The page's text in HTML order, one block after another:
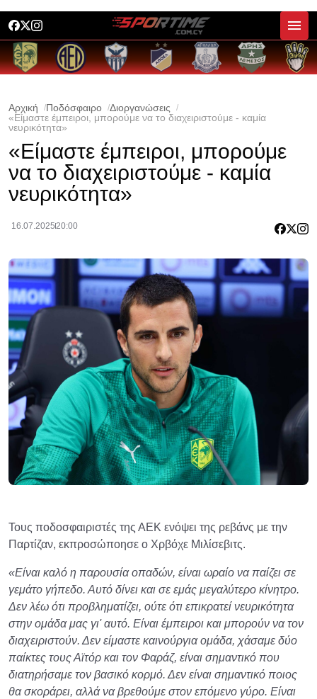
Αρχική Ποδόσφαιρο
Διοργανώσεις
«Είμαστε έμπειροι, μπορούμε να το διαχειριστούμε - καμία
νευρικότητα»
«Είμαστε έμπειροι, μπορούμε
να το διαχειριστούμε - καμία
νευρικότητα»
16.07.202520:00
Τους ποδοσφαιριστές της ΑΕΚ ενόψει της ρεβάνς με την
Παρτίζαν, εκπροσώποησε ο Χρβόχε Μιλίσεβιτς.
«Είναι καλό η παρουσία οπαδών, είναι ωραίο να παίζει σε
γεμάτο γήπεδο. Αυτό δίνει και σε εμάς μεγαλύτερο κίνητρο.
Δεν λέω ότι προβληματίζει, ούτε ότι επικρατεί νευρικότητα
στην ομάδα μας γι' αυτό. Είναι έμπειροι και μπορούν να τον
διαχειριστούν. Δεν είμαστε καινούργια ομάδα, χάσαμε δύο
παίκτες τους Αϊτόρ και τον Φαράζ, είναι σημαντικό που
διατηρήσαμε τον βασικό κορμό. Δεν είναι σημαντικό ποιος
θα σκοράρει, αλλά να βρεθούμε στον επόμενο γύρο. Είναι